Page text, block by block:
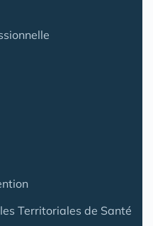
Territoriales de Santé